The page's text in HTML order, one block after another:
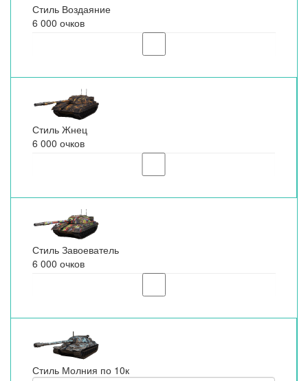
Стиль Воздаяние
6 000 очков
Стиль Жнец
6 000 очков
Стиль Завоеватель
6 000 очков
Стиль Молния по 10к